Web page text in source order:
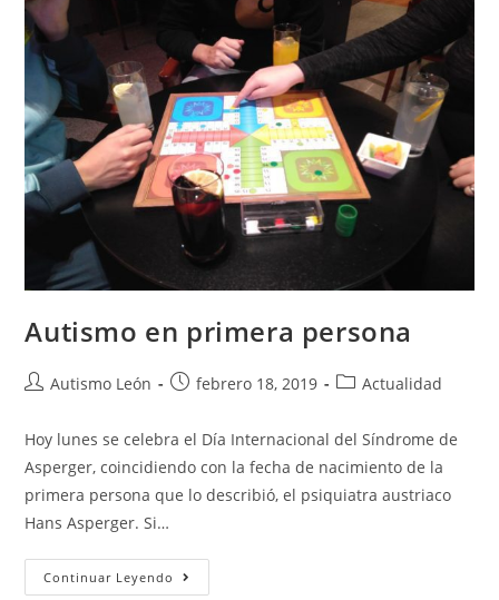
Autismo en primera persona
Autismo León febrero 18, 2019 Actualidad
Hoy lunes se celebra el Día Internacional del Síndrome de
Asperger, coincidiendo con la fecha de nacimiento de la
primera persona que lo describió, el psiquiatra austriaco
Hans Asperger. Si…
Continuar Leyendo